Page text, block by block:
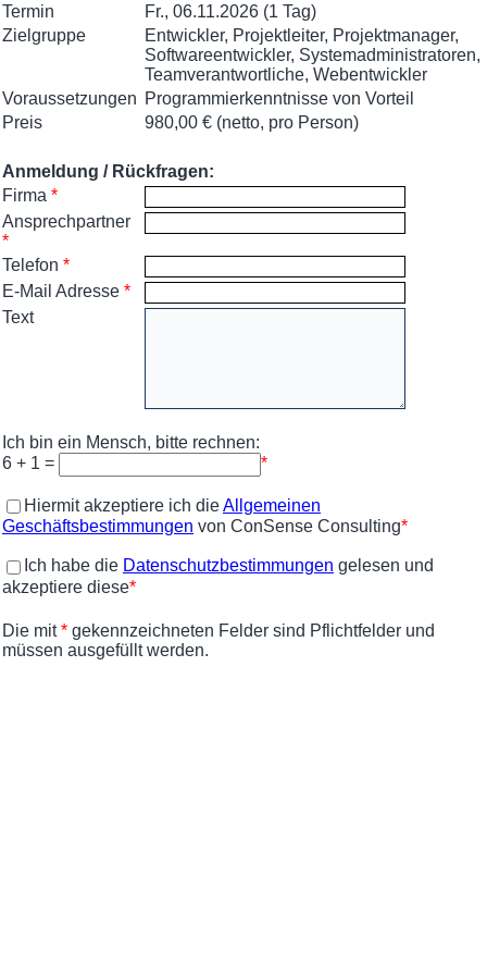
Termin
Fr., 06.11.2026 (1 Tag)
Zielgruppe
Entwickler, Projektleiter, Projektmanager,
Softwareentwickler, Systemadministratoren,
Teamverantwortliche, Webentwickler
Voraussetzungen Programmierkenntnisse von Vorteil
Preis
980,00 € (netto, pro Person)
Anmeldung / Rückfragen:
Firma *
Ansprechpartner
*
Telefon *
E-Mail Adresse *
Text
Ich bin ein Mensch, bitte rechnen:
6 + 1 =
*
Hiermit akzeptiere ich dieAllgemeinen
Geschäftsbestimmungen von ConSense Consulting*
Ich habe die Datenschutzbestimmungen gelesen und
akzeptiere diese*
Die mit* gekennzeichneten Felder sind Pflichtfelder und
müssen ausgefüllt werden.